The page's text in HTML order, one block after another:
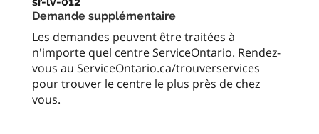
Demande supplémentaire
Les demandes peuvent être traitées à
n'importe quel centre ServiceOntario. Rendez-
vous au ServiceOntario.ca/trouverservices
pour trouver le centre le plus près de chez
vous.